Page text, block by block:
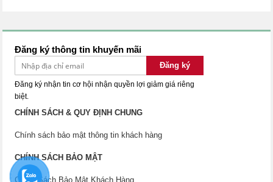
Đăng ký thông tin khuyến mãi
Đăng ký
Đăng ký nhận tin cơ hội nhận quyền lợi giảm giá riêng
biệt.
CHÍNH SÁCH & QUY ĐỊNH CHUNG
Chính sách bảo mật thông tin khách hàng
CHÍNH SÁCH BẢO MẬT
Chính Sách Bảo Mật Khách Hàng